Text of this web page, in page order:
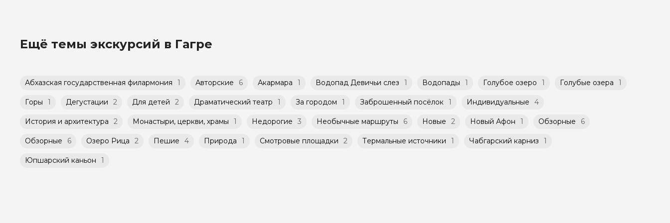
Способы оплаты на сайте: Картой российского банка можно оплатить любую экскурсию.
Мини-группы проводятся на тех же условиях, что и групповые, но с количество участников ограничено
(группа может быть не более 10 человек)
Ещё темы экскурсий в Гагре
Абхазская государственная филармония 1 Авторские 6 Акармара 1 Водопад Девичьи слез 1 Водопады 1 Голубое озеро 1 Голубые озера 1
Горы 1 Дегустации 2 Для детей 2 Драматический театр 1 За городом 1 Заброшенный посёлок 1 Индивидуальные 4
История и архитектура 2 Монастыри, церкви, храмы 1 Недорогие 3 Необычные маршруты 6 Новые 2 Новый Афон 1 Обзорные 6
Обзорные 6 Озеро Рица 2 Пешие 4 Природа 1 Смотровые площадки 2 Термальные источники 1 Чабгарский карниз 1
Юпшарский каньон 1